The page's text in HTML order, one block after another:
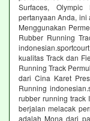
Surfaces,
pertanyaan Anda,
Menggunakan
Rubber Running
kualitas Track dan
Running Track
dari Cina Karet
Running
rubber running track
berjalan melacak
adalah Mona dari